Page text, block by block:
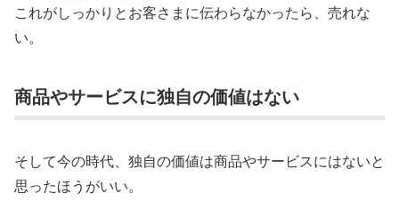
これがしっかりとお客さまに伝わらなかったら、売れな
い。
商品やサービスに独自の価値はない
そして今の時代、独自の価値は商品やサービスにはないと
思ったほうがいい。